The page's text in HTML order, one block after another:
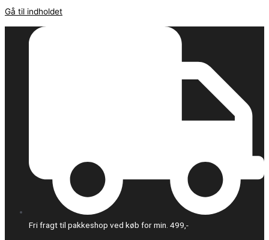
Gå til indholdet
Fri fragt til pakkeshop ved køb for min. 499,-